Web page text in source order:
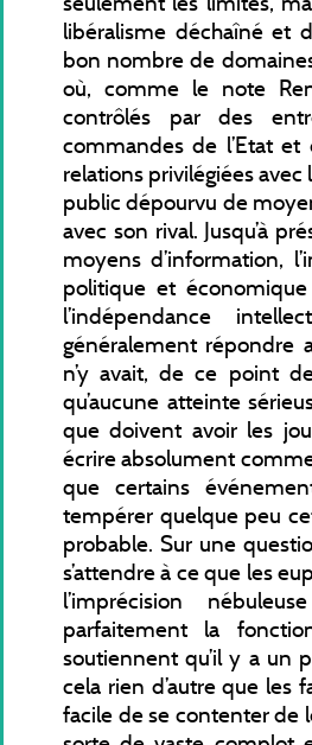
libéralisme déchaîné et
bon nombre de
où, comme le note
contrôlés par des
commandes de l’Etat
relations privilégiées
public dépourvu de
avec son rival. Jusqu’à
moyens d’information,
politique et
l’indépendance
généralement répondre
n’y avait, de ce point
qu’aucune atteinte
que doivent avoir les
écrire absolument
que certains
tempérer quelque peu
probable. Sur une
s’attendre à ce que les
l’imprécision
parfaitement la
soutiennent qu’il y a un
cela rien d’autre que les
facile de se contenter de